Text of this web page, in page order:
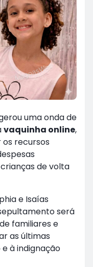
uma onda de
vaquinha online,
recursos
de volta
e Isaías
será
familiares e
as últimas
à indignação